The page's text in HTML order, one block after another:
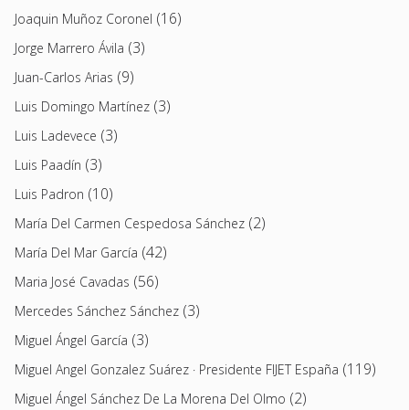
Joaquin Muñoz Coronel (16)
Jorge Marrero Ávila (3)
Juan-Carlos Arias (9)
Luis Domingo Martínez (3)
Luis Ladevece (3)
Luis Paadín (3)
Luis Padron (10)
María Del Carmen Cespedosa Sánchez (2)
María Del Mar García (42)
Maria José Cavadas (56)
Mercedes Sánchez Sánchez (3)
Miguel Ángel García (3)
Miguel Angel Gonzalez Suárez · Presidente FIJET España (119)
Miguel Ángel Sánchez De La Morena Del Olmo (2)